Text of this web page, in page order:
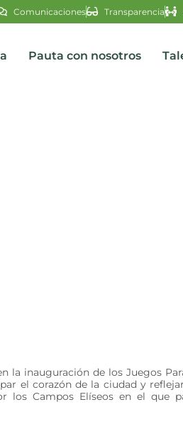
Comunicaciones Transparencia
Pauta con nosotros
la inauguración de los Juegos
el corazón de la ciudad y
los Campos Elíseos en el que